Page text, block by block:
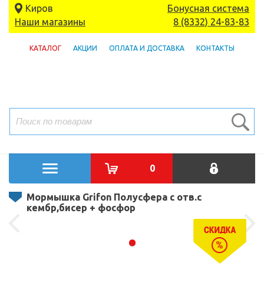
Киров
Наши магазины
Бонусная система
8 (8332) 24-83-83
КАТАЛОГ АКЦИИ ОПЛАТА И ДОСТАВКА КОНТАКТЫ
0
Мормышка Grifon Полусфера с отв.с
кембр,бисер + фосфор